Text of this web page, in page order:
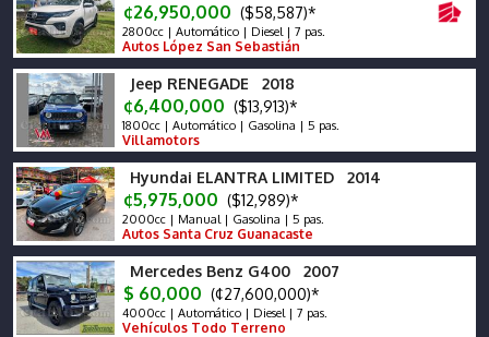
¢26,950,000 ($58,587)*
2800cc | Automático | Diesel | 7 pas.
Autos López San Sebastián
Jeep RENEGADE 2018
¢6,400,000 ($13,913)*
1800cc | Automático | Gasolina | 5 pas.
Villamotors
Hyundai ELANTRA LIMITED 2014
¢5,975,000 ($12,989)*
2000cc | Manual | Gasolina | 5 pas.
Autos Santa Cruz Guanacaste
Mercedes Benz G400 2007
$ 60,000 (¢27,600,000)*
4000cc | Automático | Diesel | 7 pas.
Vehículos Todo Terreno